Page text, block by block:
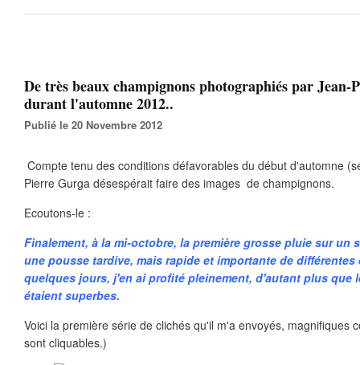
De très beaux champignons photographiés par Jean-
durant l'automne 2012..
Publié le 20 Novembre 2012
Compte tenu des conditions défavorables du début d'automne
Pierre Gurga désespérait faire des images de champignons.
Ecoutons-le :
Finalement, à la mi-octobre, la première grosse pluie sur un
une pousse tardive, mais rapide et importante de différentes
quelques jours, j'en ai profité pleinement, d'autant plus que
étaient superbes.
Voici la première série de clichés qu'il m'a envoyés, magnifiques
sont cliquables.)